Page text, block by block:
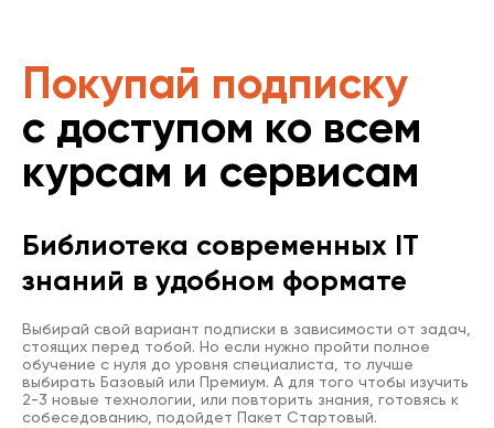
Покупай подписку
с доступом ко всем
курсам и сервисам
Библиотека современных IT
знаний в удобном формате
Выбирай свой вариант подписки в зависимости от задач,
стоящих перед тобой. Но если нужно пройти полное
обучение с нуля до уровня специалиста, то лучше
выбирать Базовый или Премиум. А для того чтобы изучить
2-3 новые технологии, или повторить знания, готовясь к
собеседованию, подойдет Пакет Стартовый.